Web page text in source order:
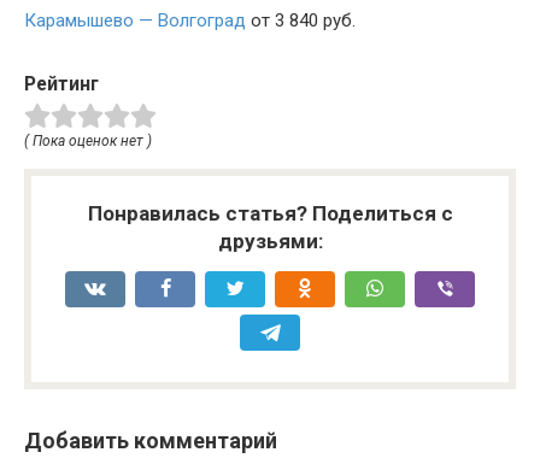
Карамышево — Волгоград от 3 840 руб.
Рейтинг
( Пока оценок нет )
Понравилась статья? Поделиться с
друзьями:
Добавить комментарий